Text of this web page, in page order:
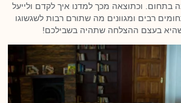
בתחום. וכתוצאה מכך למדנו איך לקדם ולייעל
רבים ומגוונים מה שתורם רבות לשגשוגו
בעצם ההצלחה שתהיה בשבילכם!